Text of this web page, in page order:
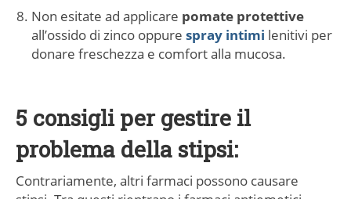
Non esitate ad applicare pomate protettive
all’ossido di zinco oppure spray intimi lenitivi per
donare freschezza e comfort alla mucosa.
5 consigli per gestire il
problema della stipsi:
Contrariamente, altri farmaci possono causare